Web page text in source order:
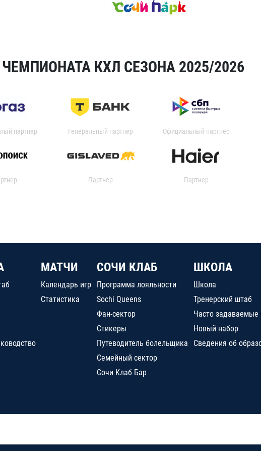
КХЛ СЕЗОНА 2025/2026
партнер Генеральный партнер Официальный партнер
Партнер Партнер
МАТЧИ
Календарь игр
Статистика
СОЧИ КЛАБ
Программа лояльности
Sochi Queens
Фан-сектор
Стикеры
Путеводитель болельщика
Семейный сектор
Сочи Клаб Бар
ШКОЛА
Школа
Тренерский штаб
Часто задаваемые
Новый набор
Сведения об